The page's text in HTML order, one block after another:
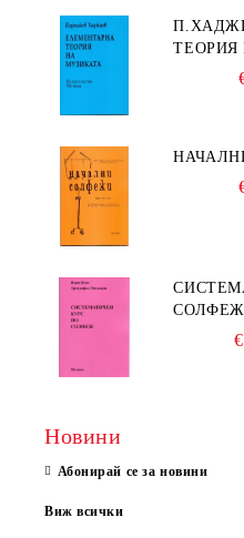
ТЕОРИЯ
СОЛФЕЖ
Новини
Абонирай се за новини
Виж всички